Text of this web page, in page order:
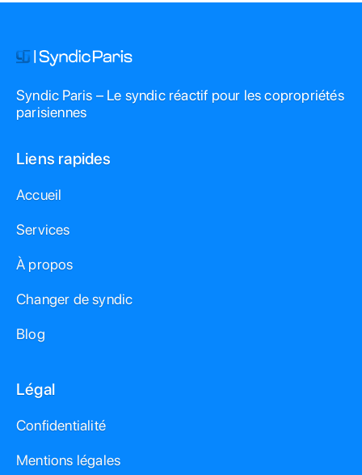
Syndic Paris – Le syndic réactif pour les copropriétés
parisiennes
Liens rapides
Accueil
Services
À propos
Changer de syndic
Blog
Légal
Confidentialité
Mentions légales